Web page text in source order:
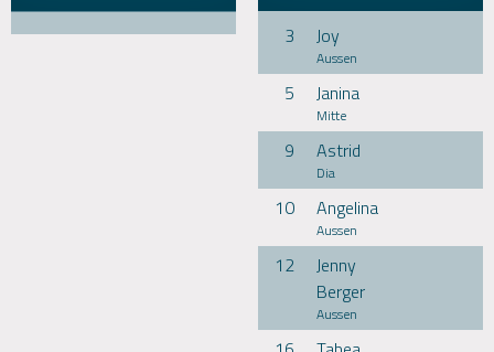
3 Joy
Aussen
5 Janina
Mitte
9 Astrid
Dia
10 Angelina
Aussen
12
Jenny
Berger
Aussen